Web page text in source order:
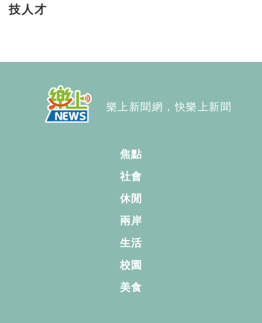
技人才
樂上新聞網，快樂上新聞
焦點
社會
休閒
兩岸
生活
校園
美食